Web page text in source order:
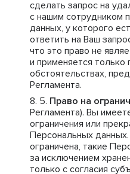
сделать запрос на
с нашим сотрудником
данных, у которого
ответить на Ваш
что это право не
и применяется
обстоятельствах,
Регламента.
Право на
Регламента). Вы
ограничения или
Персональных
ограничена, такие
за исключением
только с согласия